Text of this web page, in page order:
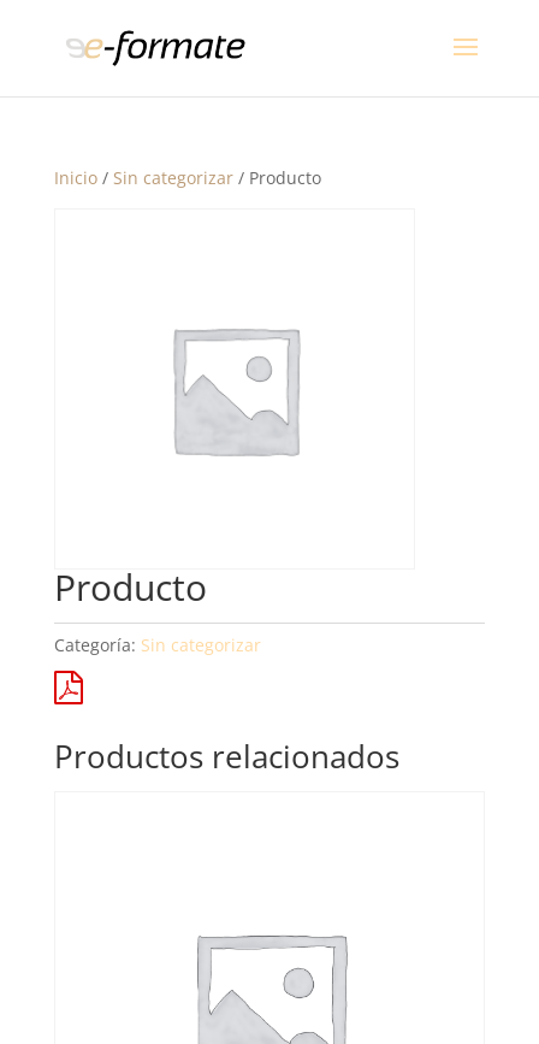
Inicio/ Sin categorizar/ Producto
Producto
Categoría: Sin categorizar
Productos relacionados